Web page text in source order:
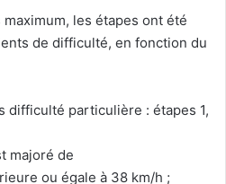
les étapes ont été
de difficulté, en fonction du
difficulté particulière : étapes 1,
majoré de
ou égale à 38 km/h ;